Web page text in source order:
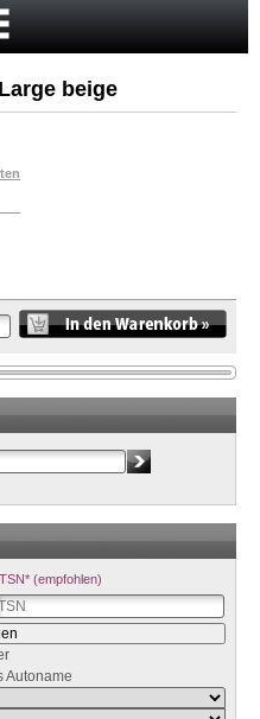
beige
(empfohlen)
Autoname